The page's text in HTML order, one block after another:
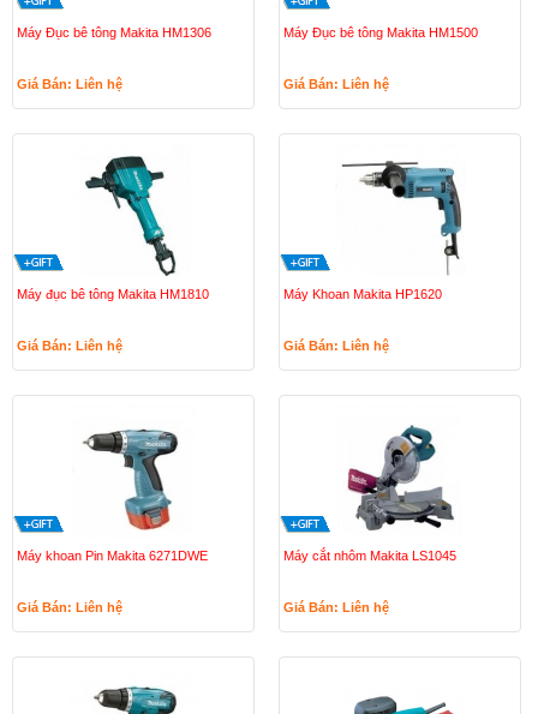
Máy Đục bê tông Makita HM1306
Giá Bán: Liên hệ
Máy Đục bê tông Makita HM1500
Giá Bán: Liên hệ
Máy đục bê tông Makita HM1810
Giá Bán: Liên hệ
Máy Khoan Makita HP1620
Giá Bán: Liên hệ
Máy khoan Pin Makita 6271DWE
Giá Bán: Liên hệ
Máy cắt nhôm Makita LS1045
Giá Bán: Liên hệ